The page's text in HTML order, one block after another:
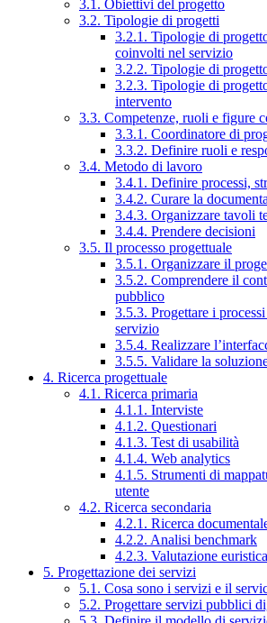
3.1. Obiettivi del progetto
3.2. Tipologie di progetti
3.2.1. Tipologie di
coinvolti nel servizio
3.2.2. Tipologie di
3.2.3. Tipologie di
intervento
3.3. Competenze, ruoli e figure
3.3.1. Coordinatore di
3.3.2. Definire ruoli e
3.4. Metodo di lavoro
3.4.1. Definire processi,
3.4.2. Curare la
3.4.3. Organizzare tavoli
3.4.4. Prendere decisioni
3.5. Il processo progettuale
3.5.1. Organizzare il
3.5.2. Comprendere il
pubblico
3.5.3. Progettare i
servizio
3.5.4. Realizzare
3.5.5. Validare la
4. Ricerca progettuale
4.1. Ricerca primaria
4.1.1. Interviste
4.1.2. Questionari
4.1.3. Test di usabilità
4.1.4. Web analytics
4.1.5. Strumenti di
utente
4.2. Ricerca secondaria
4.2.1. Ricerca
4.2.2. Analisi benchmark
4.2.3. Valutazione euristica
5. Progettazione dei servizi
5.1. Cosa sono i servizi e il
5.2. Progettare servizi pubblici